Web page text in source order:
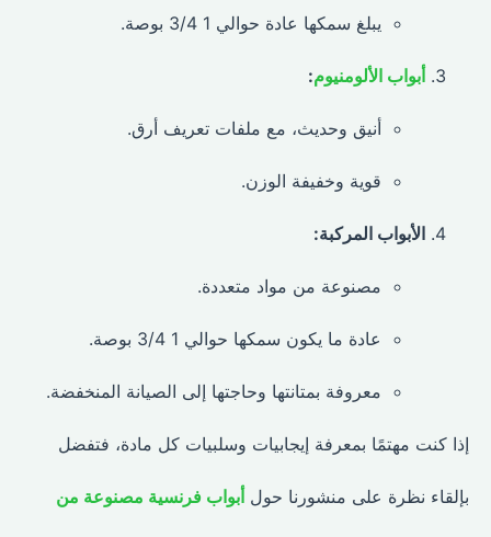
يبلغ سمكها عادة حوالي 1 3/4 بوصة.
أبواب الألومنيوم:
أنيق وحديث، مع ملفات تعريف أرق.
قوية وخفيفة الوزن.
الأبواب المركبة:
مصنوعة من مواد متعددة.
عادة ما يكون سمكها حوالي 1 3/4 بوصة.
معروفة بمتانتها وحاجتها إلى الصيانة المنخفضة.
إذا كنت مهتمًا بمعرفة إيجابيات وسلبيات كل مادة، فتفضل
بإلقاء نظرة على منشورنا حول أبواب فرنسية مصنوعة من